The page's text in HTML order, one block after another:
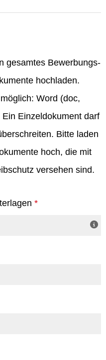
gesamtes Bewerbungs-
hochladen.
Word (doc,
Einzeldokument darf
Bitte laden
hoch, die mit
versehen sind.
*